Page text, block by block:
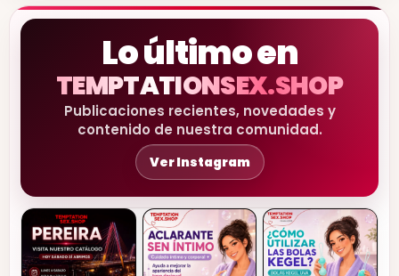
Lo último en
TEMPTATIONSEX.SHOP
Publicaciones recientes, novedades y
contenido de nuestra comunidad.
Ver Instagram